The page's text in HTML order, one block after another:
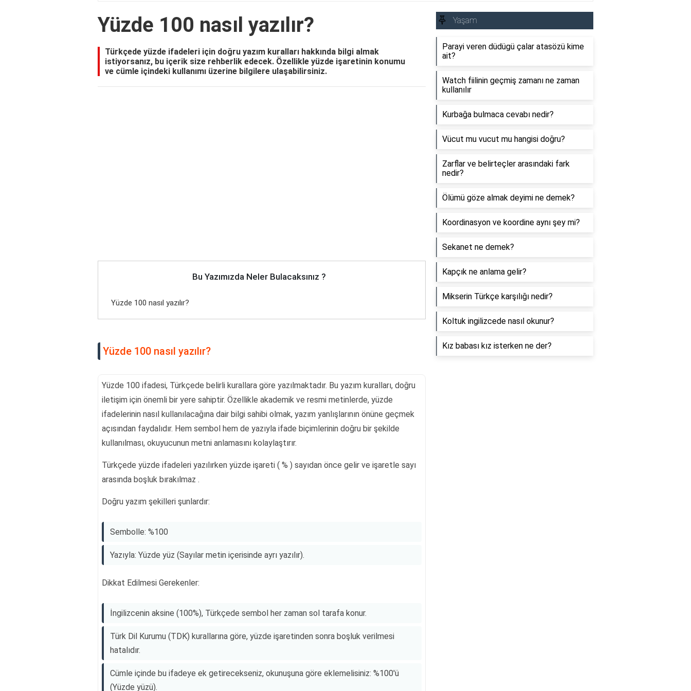
Yüzde 100 nasıl yazılır?
Türkçede yüzde ifadeleri için doğru yazım kuralları hakkında bilgi almak
istiyorsanız, bu içerik size rehberlik edecek. Özellikle yüzde işaretinin konumu
ve cümle içindeki kullanımı üzerine bilgilere ulaşabilirsiniz.
Bu Yazımızda Neler Bulacaksınız ?
Yüzde 100 nasıl yazılır?
Yüzde 100 nasıl yazılır?
Yüzde 100 ifadesi, Türkçede belirli kurallara göre yazılmaktadır. Bu yazım kuralları, doğru
iletişim için önemli bir yere sahiptir. Özellikle akademik ve resmi metinlerde, yüzde
ifadelerinin nasıl kullanılacağına dair bilgi sahibi olmak, yazım yanlışlarının önüne geçmek
açısından faydalıdır. Hem sembol hem de yazıyla ifade biçimlerinin doğru bir şekilde
kullanılması, okuyucunun metni anlamasını kolaylaştırır.
Türkçede yüzde ifadeleri yazılırken yüzde işareti ( % ) sayıdan önce gelir ve işaretle sayı
arasında boşluk bırakılmaz .
Doğru yazım şekilleri şunlardır:
Sembolle: %100
Yazıyla: Yüzde yüz (Sayılar metin içerisinde ayrı yazılır).
Dikkat Edilmesi Gerekenler:
İngilizcenin aksine (100%), Türkçede sembol her zaman sol tarafa konur.
Türk Dil Kurumu (TDK) kurallarına göre, yüzde işaretinden sonra boşluk verilmesi
hatalıdır.
Cümle içinde bu ifadeye ek getirecekseniz, okunuşuna göre eklemelisiniz: %100'ü
(Yüzde yüzü).
Yaşam
Parayi veren düdügü çalar atasözü kime
ait?
Watch fiilinin geçmiş zamanı ne zaman
kullanılır
Kurbağa bulmaca cevabı nedir?
Vücut mu vucut mu hangisi doğru?
Zarflar ve belirteçler arasındaki fark
nedir?
Ölümü göze almak deyimi ne demek?
Koordinasyon ve koordine aynı şey mi?
Sekanet ne demek?
Kapçık ne anlama gelir?
Mikserin Türkçe karşılığı nedir?
Koltuk ingilizcede nasıl okunur?
Kız babası kız isterken ne der?